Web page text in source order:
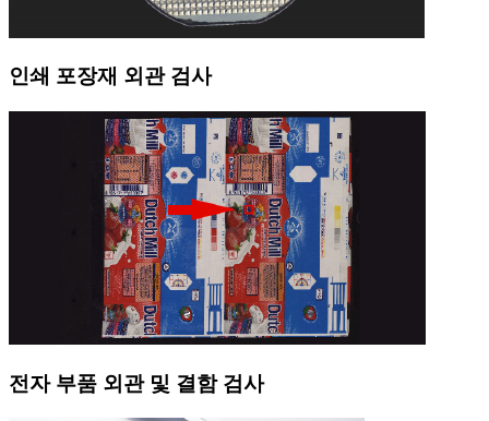
인쇄 포장재 외관 검사
전자 부품 외관 및 결함 검사